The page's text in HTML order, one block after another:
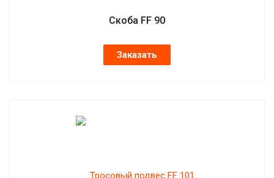
Скоба FF 90
Заказать